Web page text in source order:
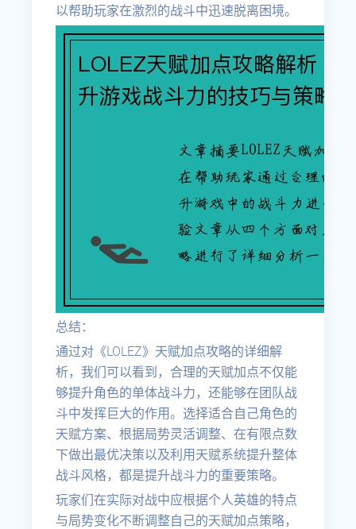
以帮助玩家在激烈的战斗中迅速脱离困境。
总结：
通过对《LOLEZ》天赋加点攻略的详细解
析，我们可以看到，合理的天赋加点不仅能
够提升角色的单体战斗力，还能够在团队战
斗中发挥巨大的作用。选择适合自己角色的
天赋方案、根据局势灵活调整、在有限点数
下做出最优决策以及利用天赋系统提升整体
战斗风格，都是提升战斗力的重要策略。
玩家们在实际对战中应根据个人英雄的特点
与局势变化不断调整自己的天赋加点策略，